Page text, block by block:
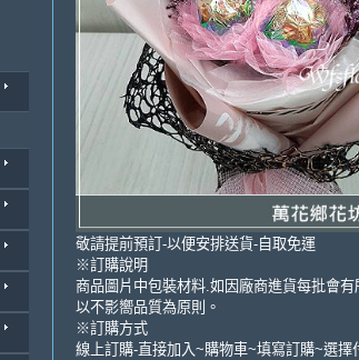
敬請提前預訂-以便安排送貨-自取免運
※訂購說明
商品圖片中包裝材料.如因廠商進貨每批會
以不影嚮品質為原則。
※訂購方式
線上訂購-直接加入~購物車~填寫訂購~選擇